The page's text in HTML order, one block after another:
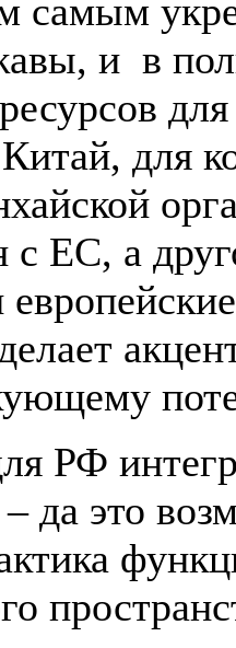
самым
и в
Китай, для
с ЕС, а
РФ
– да это